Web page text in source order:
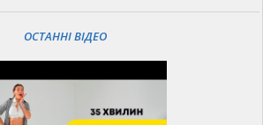
ОСТАННІ ВІДЕО